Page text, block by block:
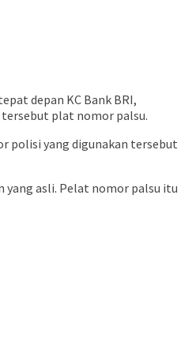
depan KC Bank BRI,
plat nomor palsu.
polisi yang digunakan tersebut
asli. Pelat nomor palsu itu